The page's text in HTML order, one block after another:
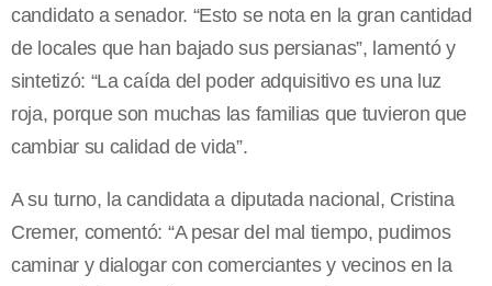
candidato a senador. “Esto se nota en la gran cantidad
de locales que han bajado sus persianas”, lamentó y
sintetizó: “La caída del poder adquisitivo es una luz
roja, porque son muchas las familias que tuvieron que
cambiar su calidad de vida”.
A su turno, la candidata a diputada nacional, Cristina
Cremer, comentó: “A pesar del mal tiempo, pudimos
caminar y dialogar con comerciantes y vecinos en la